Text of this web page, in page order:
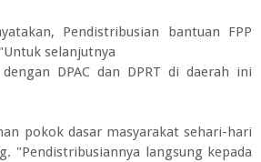
Pendistribusian bantuan FPP
selanjutnya
DPAC dan DPRT di daerah ini
pokok dasar masyarakat sehari-hari
"Pendistribusiannya langsung kepada